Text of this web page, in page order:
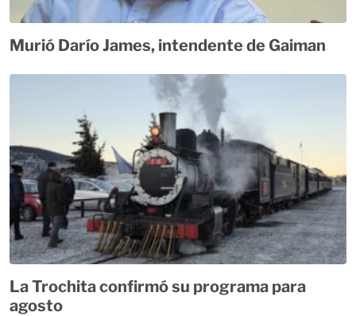
Murió Darío James, intendente de Gaiman
La Trochita confirmó su programa para
agosto